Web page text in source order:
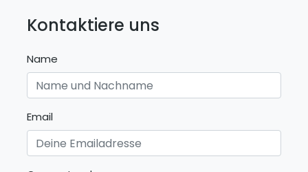
Kontaktiere uns
Name
Email